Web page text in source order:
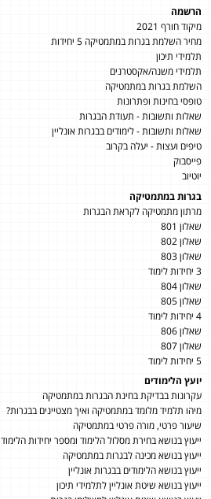
הרשמה
מיקוד חורף 2021
מחיר השלמת בגרות במתמטיקה 5 יחידות
תלמידי תיכון
תלמידי משנה/אקסטרנים
השלמת בגרות במתמטיקה
טופסי בחינות ופתרונות
שאלות ותשובות - תעודת הבגרות
שאלות ותשובות - לימודים בבגרות אונליין
טיפים ועצות - יעלה בקרוב
פייסבוק
יוטיוב
בגרות במתמטיקה
מרתון מתמטיקה לקראת הבגרות
שאלון 801
שאלון 802
שאלון 803
3 יחידות לימוד
שאלון 804
שאלון 805
4 יחידות לימוד
שאלון 806
שאלון 807
5 יחידות לימוד
יועץ הלימודים
עקרונות בבדיקת בחינת הבגרות במתמטיקה
מיהו תלמיד מלומד במתמטיקה ואיך מצטיינים בבגרות?
שיעור פרטי, מורה פרטי במתמטיקה
ייעוץ בנושא בחירת מסלול הלימוד ומספר יחידות הלימוד
ייעוץ בנושא מכינה לבגרות במתמטיקה
ייעוץ בנושא הלימודים בבגרות אונליין
ייעוץ בנושא שיטת אונליין לתלמידי תיכון